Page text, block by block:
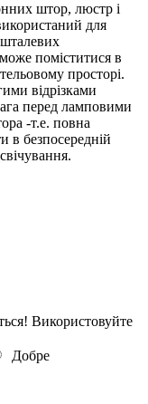
штор, люстр і
для
поміститися в
просторі.
відрізками
перед ламповими
-т.е. повна
в безпосередній
Використовуйте
Добре